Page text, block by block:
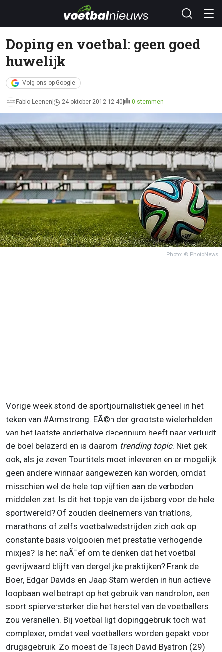
Doping en voetbal: geen goed
huwelijk
Volg ons op Google
Fabio Leenen 24 oktober 2012 12:40 0 stemmen
Photo: © PhotoNews
Vorige week stond de sportjournalistiek geheel in het
teken van #Armstrong. EÃ©n der grootste wielerhelden
van het laatste anderhalve decennium heeft naar verluidt
de boel belazerd en is daarom trending topic. Niet gek
ook, als je zeven Tourtitels moet inleveren en er mogelijk
geen andere winnaar aangewezen kan worden, omdat
misschien wel de hele top vijftien aan de verboden
middelen zat. Is dit het topje van de ijsberg voor de hele
sportwereld? Of zouden deelnemers van triatlons,
marathons of zelfs voetbalwedstrijden zich ook op
constante basis volgooien met prestatie verhogende
mixjes? Is het naÃ¯ef om te denken dat het voetbal
gevrijwaard blijft van dergelijke praktijken? Frank de
Boer, Edgar Davids en Jaap Stam werden in hun actieve
loopbaan wel betrapt op het gebruik van nandrolon, een
soort spierversterker die het herstel van de voetballers
zou versnellen. Bij voetbal ligt dopinggebruik toch wat
complexer, omdat veel voetballers worden gepakt voor
drugsgebruik. Zo moest de Tsjech David Bystron (29)